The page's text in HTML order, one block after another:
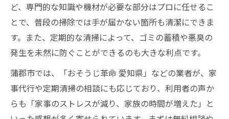
ど、専門的な知識や機材が必要な部分はプロに任せるこ
とで、普段の掃除では手が届かない箇所も清潔にできま
す。また、定期的な清掃によって、ゴミの蓄積や悪臭の
発生を未然に防ぐことができるのも大きな利点です。
蒲郡市では、「おそうじ革命 愛知県」などの業者が、家
事代行や定期清掃の相談にも応じており、利用者の声か
らも「家事のストレスが減り、家族の時間が増えた」と